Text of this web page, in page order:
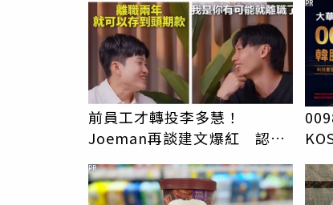
前員工才轉投李多慧！
Joeman再談建文爆紅 認
PR
PR